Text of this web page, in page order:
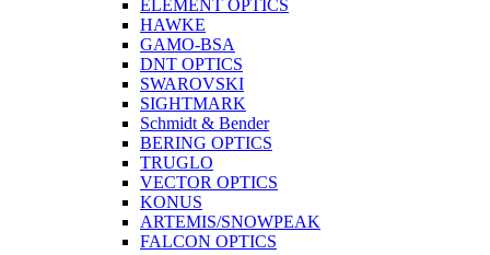
ELEMENT OPTICS
HAWKE
GAMO-BSA
DNT OPTICS
SWAROVSKI
SIGHTMARK
Schmidt & Bender
BERING OPTICS
TRUGLO
VECTOR OPTICS
KONUS
ARTEMIS/SNOWPEAK
FALCON OPTICS